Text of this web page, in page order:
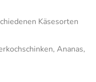
Käsesorten
Ananas,